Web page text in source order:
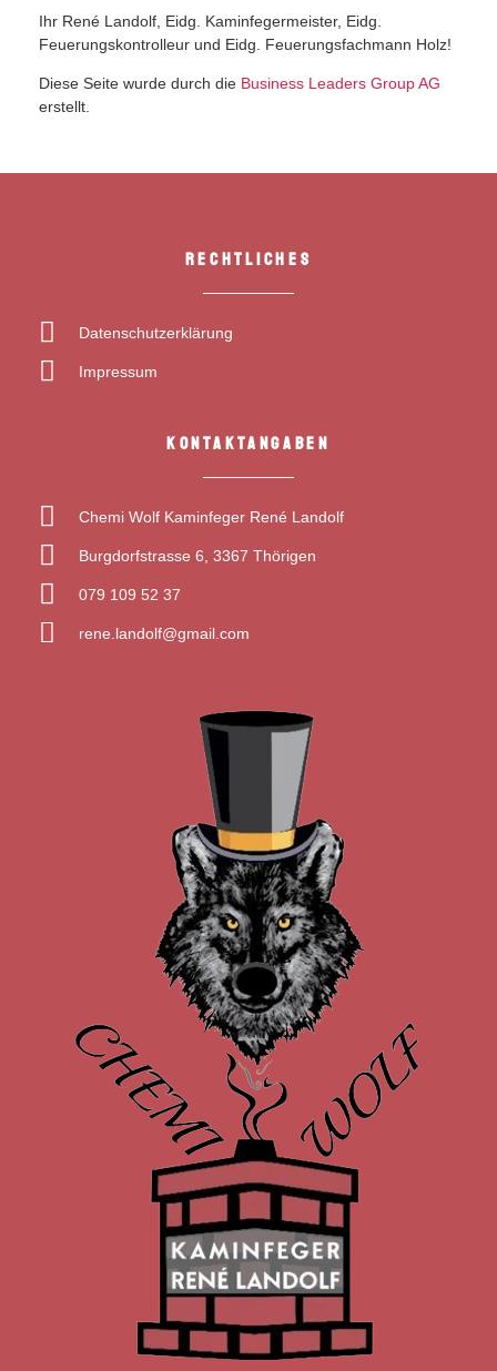
Ihr René Landolf, Eidg. Kaminfegermeister, Eidg.
Feuerungskontrolleur und Eidg. Feuerungsfachmann Holz!
Diese Seite wurde durch die Business Leaders Group AG
erstellt.
KONTAKTANGABEN
Chemi Wolf Kaminfeger René Landolf
Burgdorfstrasse 6, 3367 Thörigen
079 109 52 37
rene.landolf@gmail.com
RECHTLICHES
Datenschutzerklärung
Impressum